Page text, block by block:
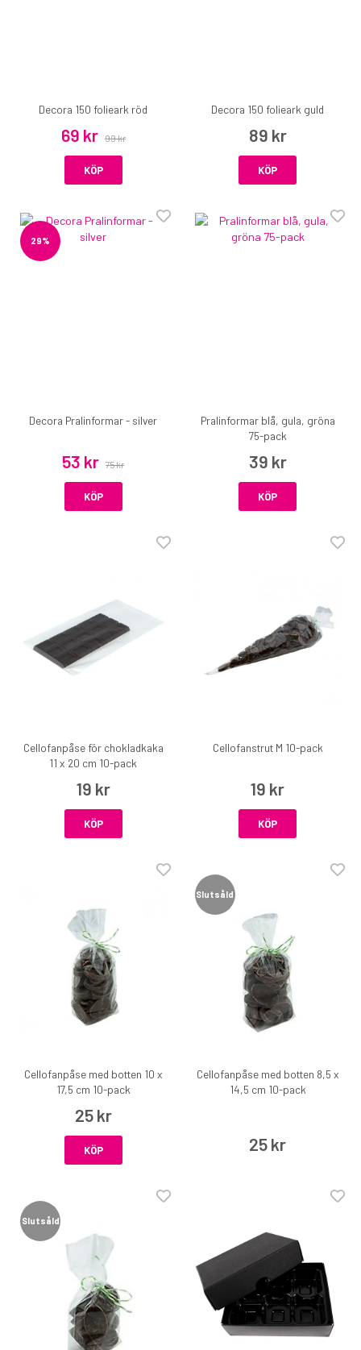
Decora 150 folieark röd
69 kr 99 kr
KÖP
Decora 150 folieark guld
89 kr
KÖP
29%
Decora Pralinformar - silver
53 kr 75 kr
KÖP
Pralinformar blå, gula, gröna
75-pack
39 kr
KÖP
Cellofanpåse för chokladkaka
11 x 20 cm 10-pack
19 kr
KÖP
Cellofanstrut M 10-pack
19 kr
KÖP
Cellofanpåse med botten 10 x
17,5 cm 10-pack
25 kr
KÖP
Slutsåld
Cellofanpåse med botten 8,5 x
14,5 cm 10-pack
25 kr
Slutsåld